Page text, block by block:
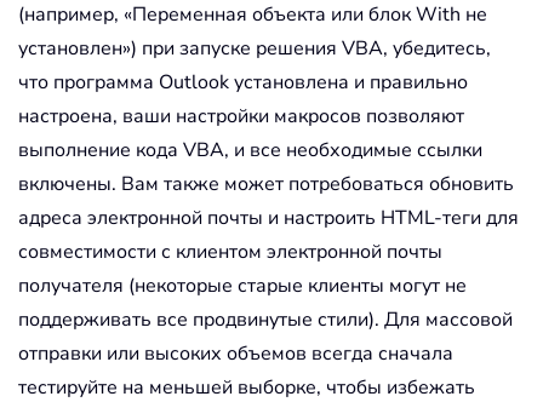
(например, «Переменная объекта или блок With не
установлен») при запуске решения VBA, убедитесь,
что программа Outlook установлена и правильно
настроена, ваши настройки макросов позволяют
выполнение кода VBA, и все необходимые ссылки
включены. Вам также может потребоваться обновить
адреса электронной почты и настроить HTML-теги для
совместимости с клиентом электронной почты
получателя (некоторые старые клиенты могут не
поддерживать все продвинутые стили). Для массовой
отправки или высоких объемов всегда сначала
тестируйте на меньшей выборке, чтобы избежать